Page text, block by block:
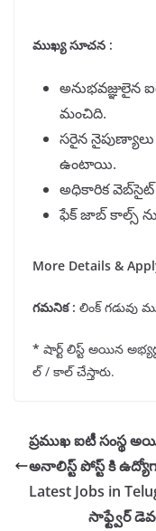
ముఖ్య సూచన :
అనుభవజ్ఞులైన
మంచిది.
సరైన
ఉంటాయి.
అధికారిక
ఫేక్ జాబ్ కాల్స్‌
More Details &
గమనిక: లింక్ గడువు
* షార్ట్ లిస్ట్ అయిన
ల్ / కాల్ చేస్తారు.
ప్రముఖ ఐటీ సంస్థ
అనాలిస్ట్ పోస్ట్ కి
Latest Jobs in
సాఫ్ట్వేర్